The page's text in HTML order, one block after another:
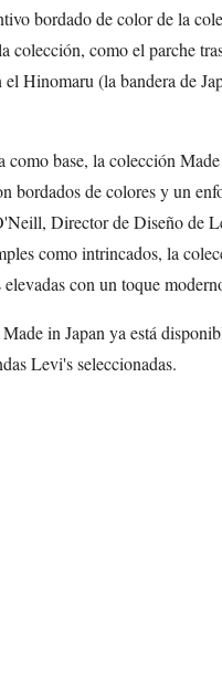
bordado de color de la
colección, como el parche
Hinomaru (la bandera de
base, la colección
bordados de colores y un
Director de Diseño de
como intrincados, la
con un toque
in Japan ya está
Levi's seleccionadas.